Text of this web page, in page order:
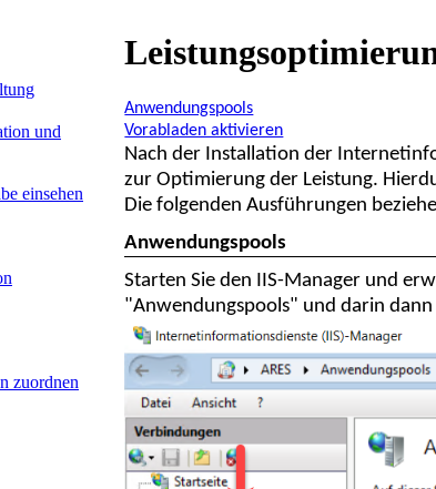
und
einsehen
zuordnen
Anwendungspools
Vorabladen aktivieren
Nach der Installation der
zur Optimierung der Leistung.
Die folgenden Ausführungen
Anwendungspools
Starten Sie den IIS-Manager und
"Anwendungspools" und darin